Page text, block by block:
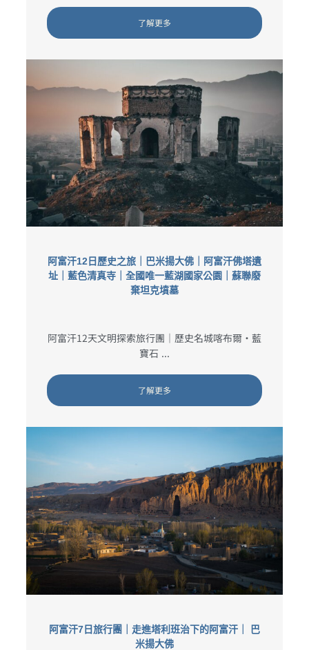
了解更多
阿富汗12日歷史之旅｜巴米揚大佛｜阿富汗佛塔遺
址｜藍色清真寺｜全國唯一藍湖國家公園｜蘇聯廢
棄坦克墳墓
阿富汗12天文明探索旅行團｜歷史名城喀布爾・藍
寶石 ...
了解更多
阿富汗7日旅行團｜走進塔利班治下的阿富汗｜ 巴
米揚大佛